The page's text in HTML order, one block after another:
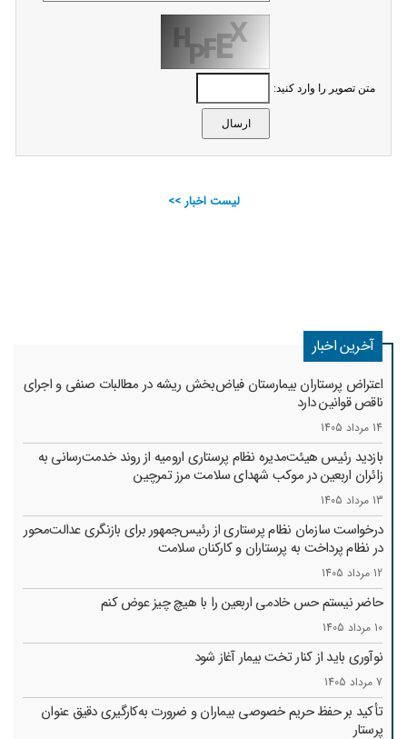
متن تصویر را وارد کنید:
لیست اخبار >>
آخرین اخبار
اعتراض پرستاران بیمارستان فیاض‌بخش ریشه در مطالبات صنفی و اجرای
ناقص قوانین دارد
14 مرداد 1405
بازدید رئیس هیئت‌مدیره نظام پرستاری ارومیه از روند خدمت‌رسانی به
زائران اربعین در موکب شهدای سلامت مرز تمرچین
13 مرداد 1405
درخواست سازمان نظام پرستاری از رئیس‌جمهور برای بازنگری عدالت‌محور
در نظام پرداخت به پرستاران و کارکنان سلامت
12 مرداد 1405
حاضر نیستم حس خادمی اربعین را با هیچ چیز عوض کنم
10 مرداد 1405
نوآوری باید از کنار تخت بیمار آغاز شود
7 مرداد 1405
تأکید بر حفظ حریم خصوصی بیماران و ضرورت به‌کارگیری دقیق عنوان
پرستار